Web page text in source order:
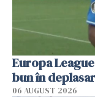
Europa
bun în
06 AUGUST 2026